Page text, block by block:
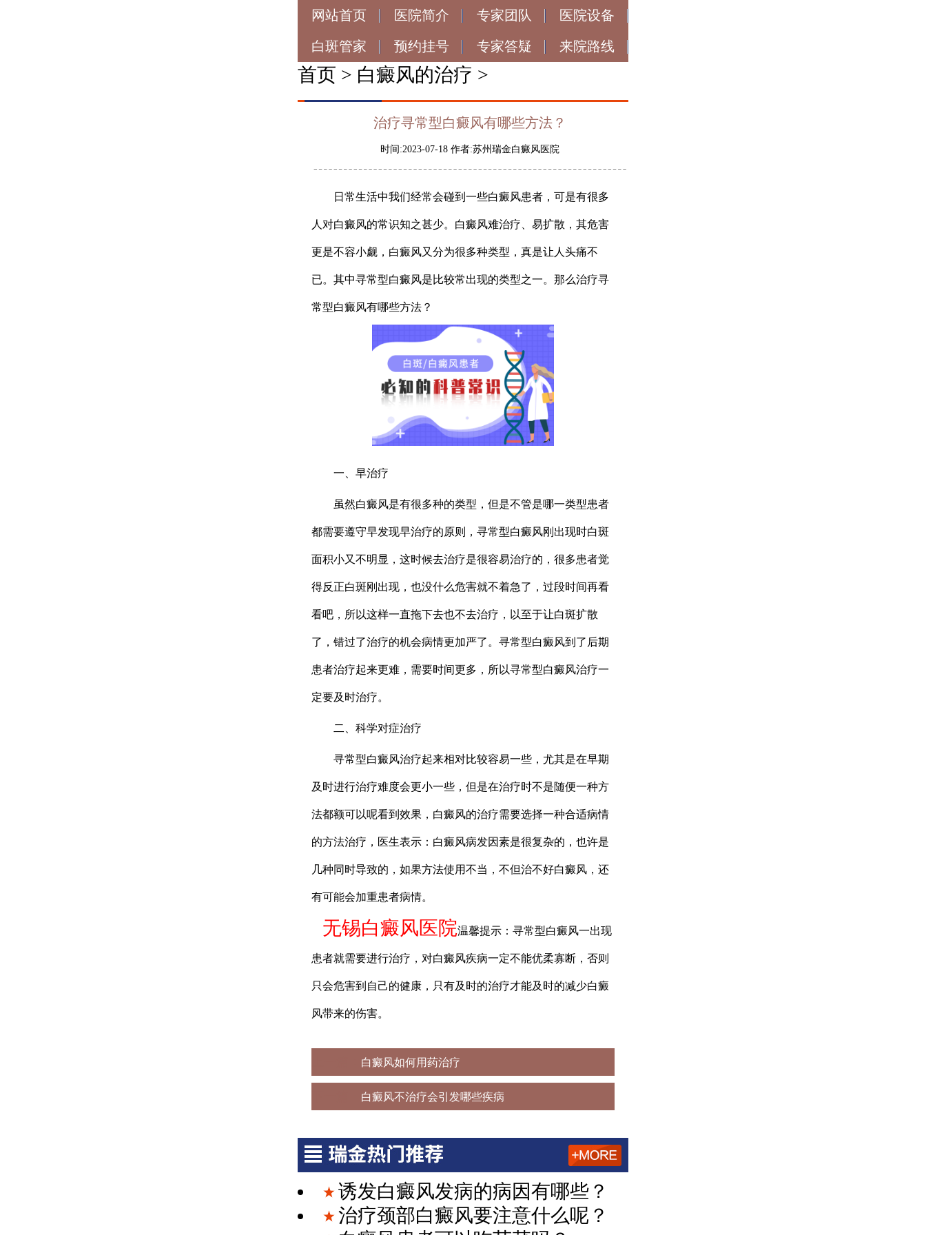
网站首页 医院简介 专家团队 医院设备
白斑管家 预约挂号 专家答疑 来院路线
首页 > 白癜风的治疗 >
治疗寻常型白癜风有哪些方法？
时间:2023-07-18 作者:苏州瑞金白癜风医院
日常生活中我们经常会碰到一些白癜风患者，可是有很多
人对白癜风的常识知之甚少。白癜风难治疗、易扩散，其危害
更是不容小觑，白癜风又分为很多种类型，真是让人头痛不
已。其中寻常型白癜风是比较常出现的类型之一。那么治疗寻
常型白癜风有哪些方法？
一、早治疗
虽然白癜风是有很多种的类型，但是不管是哪一类型患者
都需要遵守早发现早治疗的原则，寻常型白癜风刚出现时白斑
面积小又不明显，这时候去治疗是很容易治疗的，很多患者觉
得反正白斑刚出现，也没什么危害就不着急了，过段时间再看
看吧，所以这样一直拖下去也不去治疗，以至于让白斑扩散
了，错过了治疗的机会病情更加严了。寻常型白癜风到了后期
患者治疗起来更难，需要时间更多，所以寻常型白癜风治疗一
定要及时治疗。
二、科学对症治疗
寻常型白癜风治疗起来相对比较容易一些，尤其是在早期
及时进行治疗难度会更小一些，但是在治疗时不是随便一种方
法都额可以呢看到效果，白癜风的治疗需要选择一种合适病情
的方法治疗，医生表示：白癜风病发因素是很复杂的，也许是
几种同时导致的，如果方法使用不当，不但治不好白癜风，还
有可能会加重患者病情。
无锡白癜风医院温馨提示：寻常型白癜风一出现
患者就需要进行治疗，对白癜风疾病一定不能优柔寡断，否则
只会危害到自己的健康，只有及时的治疗才能及时的减少白癜
风带来的伤害。
白癜风如何用药治疗
白癜风不治疗会引发哪些疾病
诱发白癜风发病的病因有哪些？
治疗颈部白癜风要注意什么呢？